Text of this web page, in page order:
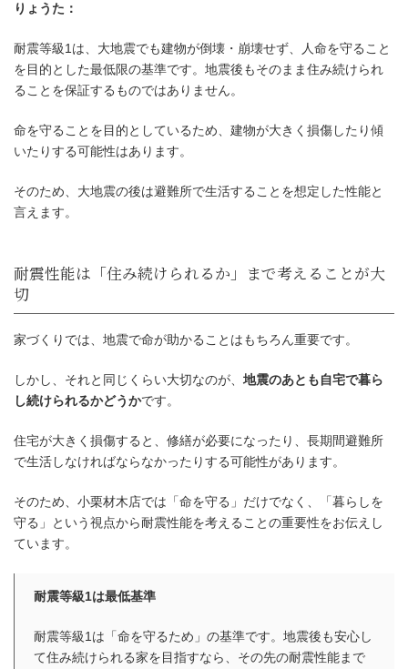
りょうた：
耐震等級1は、大地震でも建物が倒壊・崩壊せず、人命を守ること
を目的とした最低限の基準です。地震後もそのまま住み続けられ
ることを保証するものではありません。
命を守ることを目的としているため、建物が大きく損傷したり傾
いたりする可能性はあります。
そのため、大地震の後は避難所で生活することを想定した性能と
言えます。
家づくりでは、地震で命が助かることはもちろん重要です。
しかし、それと同じくらい大切なのが、 地震のあとも自宅で暮ら
し続けられるかどうかです。
住宅が大きく損傷すると、修繕が必要になったり、長期間避難所
で生活しなければならなかったりする可能性があります。
そのため、小栗材木店では「命を守る」だけでなく、「暮らしを
守る」という視点から耐震性能を考えることの重要性をお伝えし
ています。
耐震等級1は最低基準
耐震等級1は「命を守るため」の基準です。地震後も安心し
て住み続けられる家を目指すなら、その先の耐震性能まで